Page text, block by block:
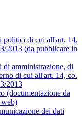
politici di cui all'art. 14,
2013 (da pubblicare in
amministrazione, di
di cui all'art. 14, co.
2013
(documentazione da
web)
dei dati